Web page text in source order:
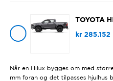
TOYOTA
kr285.152
Når en Hilux bygges om med
mm foran og det tilpasses hjulhus